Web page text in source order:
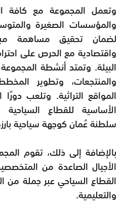
وتعمل المجموعة مع كافة
والمؤسسات الصغيرة
لضمان تحقيق مساهمة
واقتصادية مع الحرص على
البيئة. وتمتد أنشطة
والمنتجعات، وتطوير
المواقع التراثية. وتلعب دورًا
الأساسية للقطاع
سلطنة عُمان كوجهة سياحية
بالإضافة إلى ذلك، تقوم
الأجيال الصاعدة من
القطاع السياحي عبر جملة من
والتعليمية.